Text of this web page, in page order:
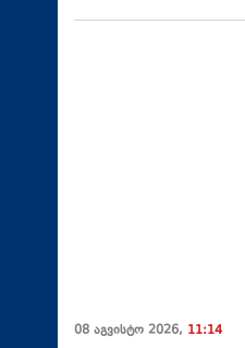
08 აგვისტო 2026, 11:14